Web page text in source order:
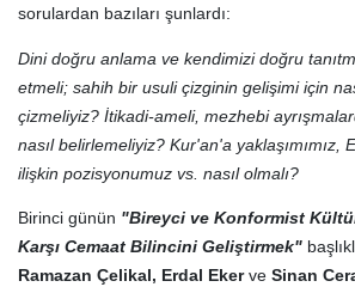
sorulardan bazıları şunlardı:
Dini doğru anlama ve kendimizi doğru
etmeli; sahih bir usuli çizginin gelişimi için
çizmeliyiz? İtikadi-ameli, mezhebi
nasıl belirlemeliyiz? Kur'an'a yaklaşımımız,
ilişkin pozisyonumuz vs. nasıl olmalı?
Birinci günün "Bireyci ve Konformist
Karşı Cemaat Bilincini Geliştirmek"
Ramazan Çelikal, Erdal Ekerve Sinan